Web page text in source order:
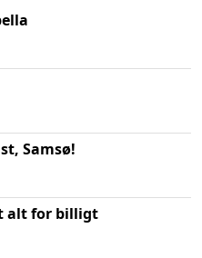
Samsø!
alt for billigt